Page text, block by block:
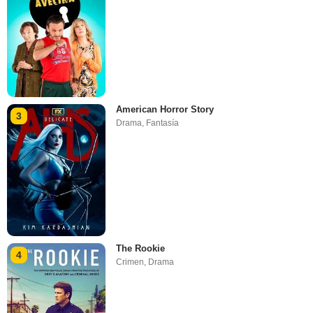
3
American Horror Story
Drama, Fantasía
4
The Rookie
Crimen Drama